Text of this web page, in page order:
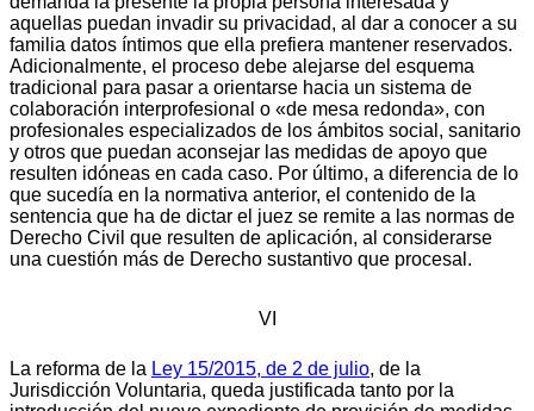
aquellas puedan invadir su privacidad, al dar a conocer a su
familia datos íntimos que ella prefiera mantener reservados.
Adicionalmente, el proceso debe alejarse del esquema
tradicional para pasar a orientarse hacia un sistema de
colaboración interprofesional o «de mesa redonda», con
profesionales especializados de los ámbitos social, sanitario
y otros que puedan aconsejar las medidas de apoyo que
resulten idóneas en cada caso. Por último, a diferencia de lo
que sucedía en la normativa anterior, el contenido de la
sentencia que ha de dictar el juez se remite a las normas de
Derecho Civil que resulten de aplicación, al considerarse
una cuestión más de Derecho sustantivo que procesal.
VI
La reforma de la Ley 15/2015, de 2 de julio, de la
Jurisdicción Voluntaria, queda justificada tanto por la